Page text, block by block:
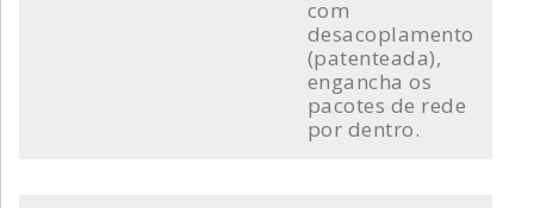
com
desacoplamento
(patenteada),
engancha os
pacotes de rede
por dentro.